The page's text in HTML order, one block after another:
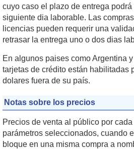
cuyo caso el plazo de entrega podrá
siguiente dia laborable. Las
licencias pueden requerir una
retrasar la entrega uno o dos dias
En algunos paises como Argentina
tarjetas de crédito están habilitadas
dolares fuera de su país.
Notas sobre los precios
Precios de venta al público por
parámetros seleccionados, cuando
bloque en una misma compra a